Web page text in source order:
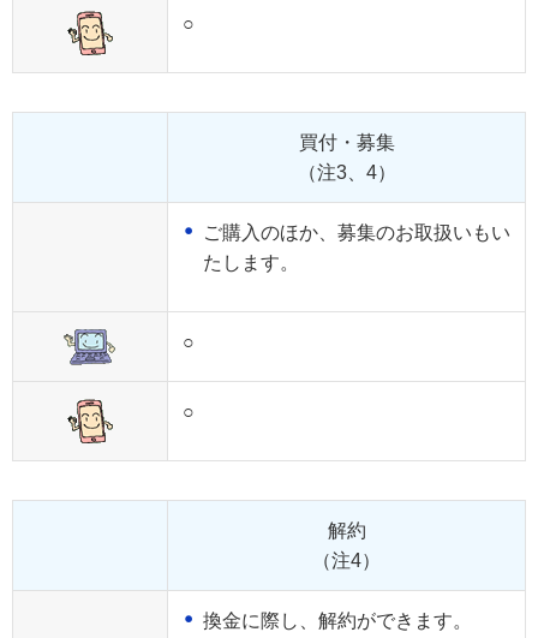
○
買付・募集
（注3、4）
ご購入のほか、募集のお取扱いもい
たします。
○
○
解約
（注4）
換金に際し、解約ができます。